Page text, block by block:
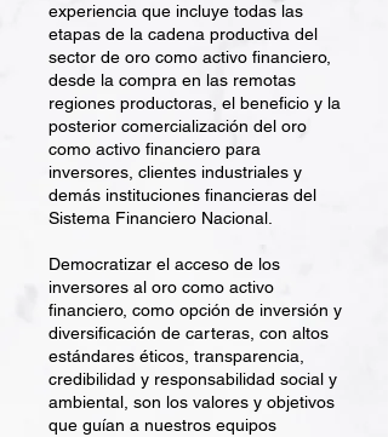
experiencia que incluye todas las
etapas de la cadena productiva del
sector de oro como activo financiero,
desde la compra en las remotas
regiones productoras, el beneficio y la
posterior comercialización del oro
como activo financiero para
inversores, clientes industriales y
demás instituciones financieras del
Sistema Financiero Nacional.
Democratizar el acceso de los
inversores al oro como activo
financiero, como opción de inversión y
diversificación de carteras, con altos
estándares éticos, transparencia,
credibilidad y responsabilidad social y
ambiental, son los valores y objetivos
que guían a nuestros equipos